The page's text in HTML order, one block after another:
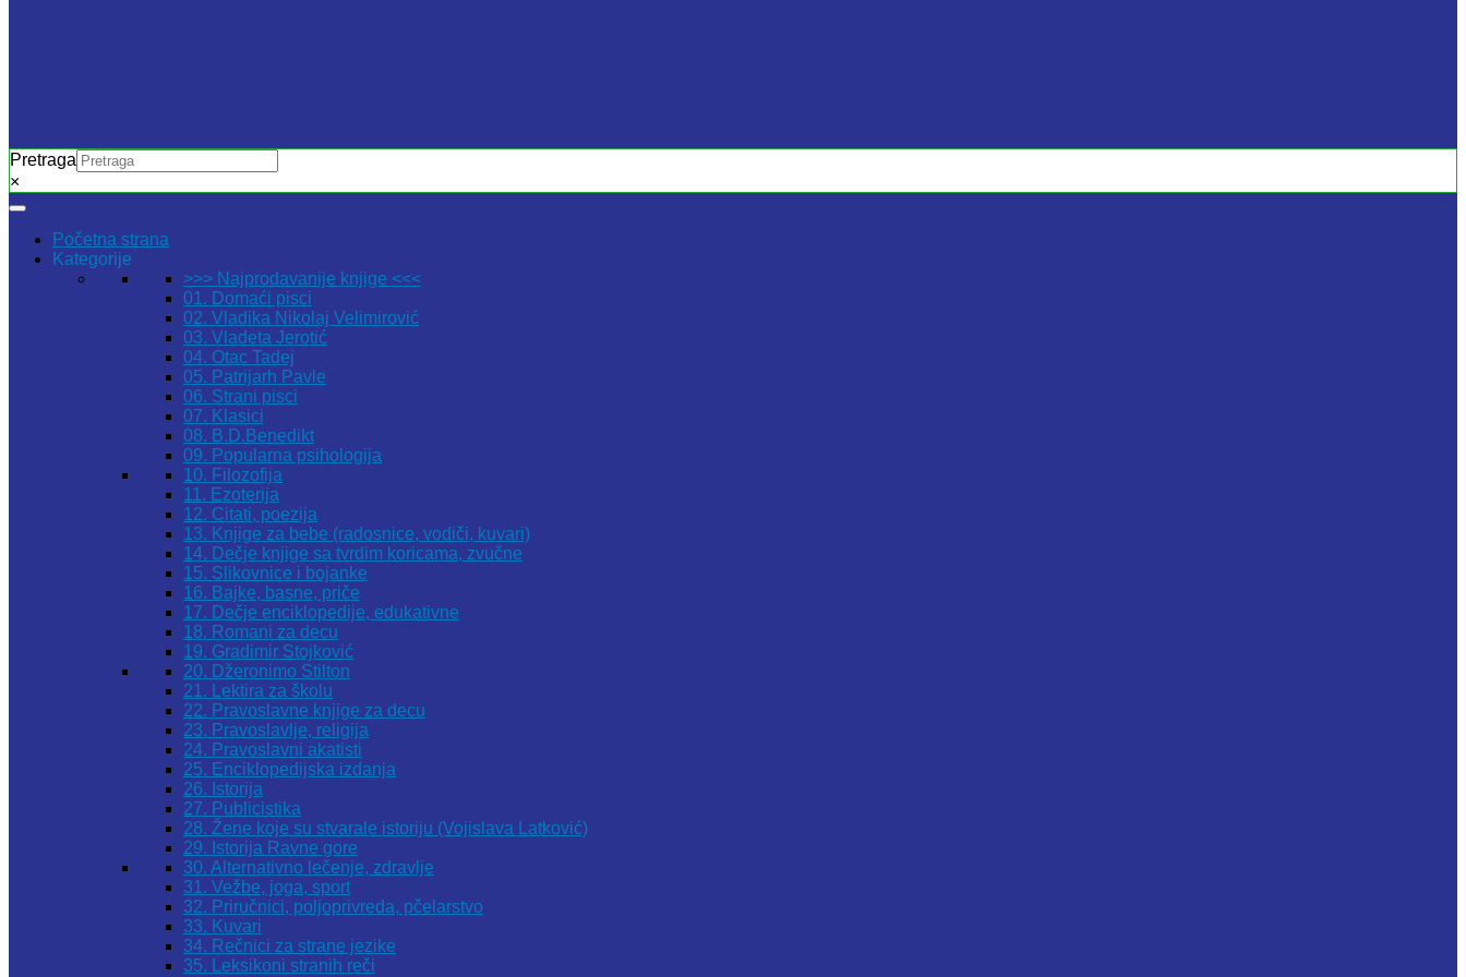
Pretraga
×
Početna strana
Kategorije
>>> Najprodavanije knjige <<<
01. Domaći pisci
02. Vladika Nikolaj Velimirović
03. Vladeta Jerotić
04. Otac Tadej
05. Patrijarh Pavle
06. Strani pisci
07. Klasici
08. B.D.Benedikt
09. Popularna psihologija
10. Filozofija
11. Ezoterija
12. Citati, poezija
13. Knjige za bebe (radosnice, vodiči, kuvari)
14. Dečje knjige sa tvrdim koricama, zvučne
15. Slikovnice i bojanke
16. Bajke, basne, priče
17. Dečje enciklopedije, edukativne
18. Romani za decu
19. Gradimir Stojković
20. Džeronimo Stilton
21. Lektira za školu
22. Pravoslavne knjige za decu
23. Pravoslavlje, religija
24. Pravoslavni akatisti
25. Enciklopedijska izdanja
26. Istorija
27. Publicistika
28. Žene koje su stvarale istoriju (Vojislava Latković)
29. Istorija Ravne gore
30. Alternativno lečenje, zdravlje
31. Vežbe, joga, sport
32. Priručnici, poljoprivreda, pčelarstvo
33. Kuvari
34. Rečnici za strane jezike
35. Leksikoni stranih reči